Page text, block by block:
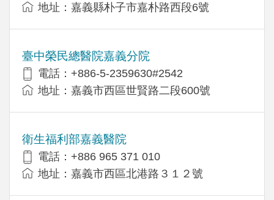
地址：嘉義縣朴子市嘉朴路西段6號
臺中榮民總醫院嘉義分院
電話：+886-5-2359630#2542
地址：嘉義市西區世賢路二段600號
衛生福利部嘉義醫院
電話：+886 965 371 010
地址：嘉義市西區北港路３１２號